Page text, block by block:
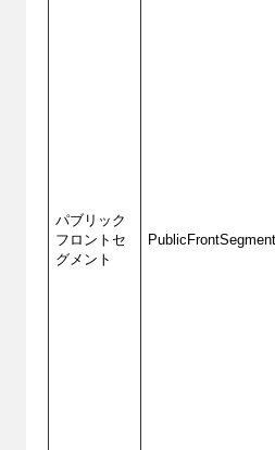
パブリック
フロントセ
グメント
PublicFrontSegment